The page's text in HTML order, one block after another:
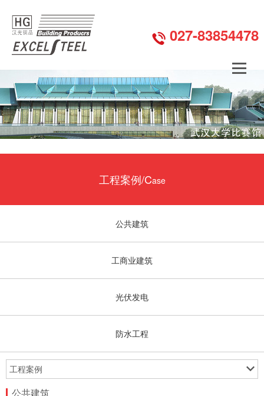
027-83854478
工程案例/Case
公共建筑
工商业建筑
光伏发电
防水工程
工程案例
公共建筑